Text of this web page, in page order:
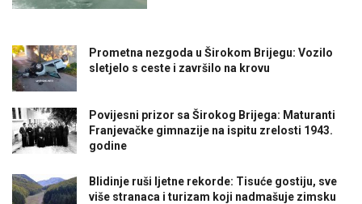
Prometna nezgoda u Širokom Brijegu: Vozilo
sletjelo s ceste i završilo na krovu
Povijesni prizor sa Širokog Brijega: Maturanti
Franjevačke gimnazije na ispitu zrelosti 1943.
godine
Blidinje ruši ljetne rekorde: Tisuće gostiju, sve
više stranaca i turizam koji nadmašuje zimsku